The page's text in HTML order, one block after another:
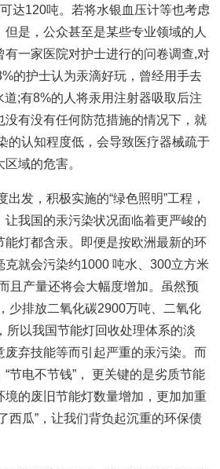
达120吨。若将水银血压计等也考虑
是，公众甚至是某些专业领域的人
一家医院对护士进行的问卷调查,对
的护士认为汞滴好玩，曾经用手去
;有8%的人将汞用注射器吸取后注
有没有任何防范措施的情况下，就
的认知程度低，会导致医疗器械疏于
域的危害。
发，积极实施的“绿色照明”工程，
我国的汞污染状况面临着更严峻的
灯都含汞。即便是按欧洲最新的环
就会污染约1000 吨水、300立方米
且产量还将会大幅度增加。虽然预
少排放二氧化碳2900万吨、二氧化
以我国节能灯回收处理体系的淡
弃技能等而引起严重的汞污染。而
节电不节钱”， 更关键的是劣质节能
的废旧节能灯数量增加，更加加重
西瓜”，让我们背负起沉重的环保债